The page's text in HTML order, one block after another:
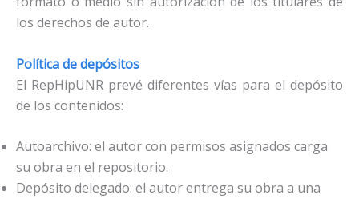
los derechos de autor.
Política de depósitos
El RepHipUNR prevé diferentes vías para el depósito
de los contenidos:
Autoarchivo: el autor con permisos asignados carga
su obra en el repositorio.
Depósito delegado: el autor entrega su obra a una